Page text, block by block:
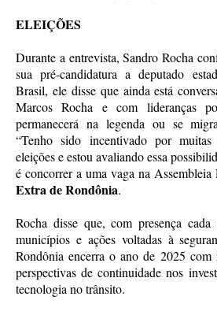
ELEIÇÕES
Durante a entrevista, Sandro Rocha
sua pré-candidatura a deputado
Brasil, ele disse que ainda está
Marcos Rocha e com lideranças
permanecerá na legenda ou se
“Tenho sido incentivado por
eleições e estou avaliando essa
é concorrer a uma vaga na
Extra de Rondônia.
Rocha disse que, com presença
municípios e ações voltadas à
Rondônia encerra o ano de 2025 com
perspectivas de continuidade nos
tecnologia no trânsito.